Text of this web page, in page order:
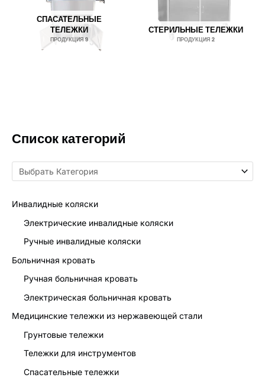
Список категорий
Инвалидные коляски
Электрические инвалидные коляски
Ручные инвалидные коляски
Больничная кровать
Ручная больничная кровать
Электрическая больничная кровать
Медицинские тележки из нержавеющей стали
Грунтовые тележки
Тележки для инструментов
Спасательные тележки
СПАСАТЕЛЬНЫЕ
ТЕЛЕЖКИ
ПРОДУКЦИЯ 9
СТЕРИЛЬНЫЕ ТЕЛЕЖКИ
ПРОДУКЦИЯ 2